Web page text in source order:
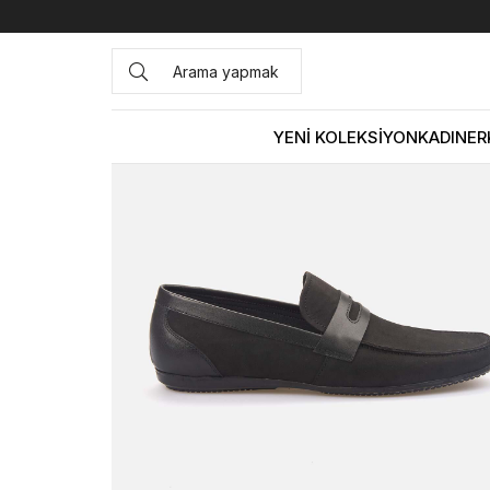
YENİ KOLEKSİYONKADIN
Anasayfa ERKEK AYAKKABI Loafer Kemal Tanca